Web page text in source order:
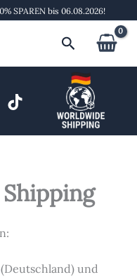
SPAREN bis 06.08.2026!
Suchen
und